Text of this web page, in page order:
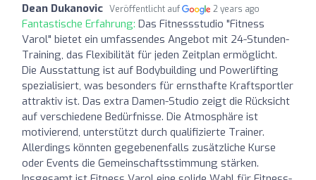
Dean Dukanovic Veröffentlicht auf 2 years ago
Fantastische Erfahrung: Das Fitnessstudio "Fitness
Varol" bietet ein umfassendes Angebot mit 24-Stunden-
Training, das Flexibilität für jeden Zeitplan ermöglicht.
Die Ausstattung ist auf Bodybuilding und Powerlifting
spezialisiert, was besonders für ernsthafte Kraftsportler
attraktiv ist. Das extra Damen-Studio zeigt die Rücksicht
auf verschiedene Bedürfnisse. Die Atmosphäre ist
motivierend, unterstützt durch qualifizierte Trainer.
Allerdings könnten gegebenenfalls zusätzliche Kurse
oder Events die Gemeinschaftsstimmung stärken.